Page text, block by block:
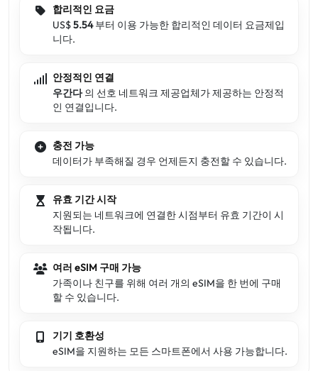
합리적인 요금
US$5.54부터 이용 가능한 합리적인 데이터 요금제입
니다.
안정적인 연결
우간다의 선호 네트워크 제공업체가 제공하는 안정적
인 연결입니다.
충전 가능
데이터가 부족해질 경우 언제든지 충전할 수 있습니다.
유효 기간 시작
지원되는 네트워크에 연결한 시점부터 유효 기간이 시
작됩니다.
여러 eSIM 구매 가능
가족이나 친구를 위해 여러 개의 eSIM을 한 번에 구매
할 수 있습니다.
기기 호환성
eSIM을 지원하는 모든 스마트폰에서 사용 가능합니다.